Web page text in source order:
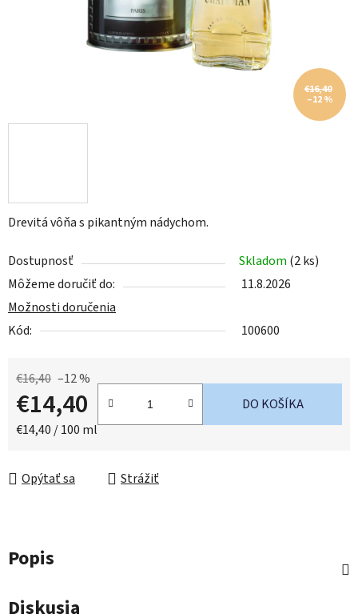
Drevitá vôňa s pikantným nádychom.
Dostupnosť Skladom (2 ks)
Môžeme doručiť do:
11.8.2026
Možnosti doručenia
Kód:
100600
€16,40 –12 %
€14,40
Jednotková cena:
€14,40 / 100 ml
DO KOŠÍKA
Opýtať sa Strážiť
€16,40
–12 %
Popis
Diskusia